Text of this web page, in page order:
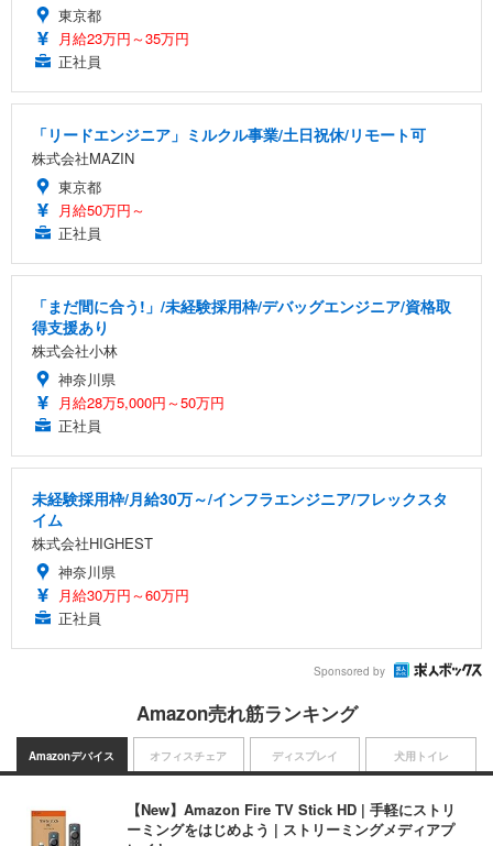
東京都
月給23万円～35万円
正社員
「リードエンジニア」ミルクル事業/土日祝休/リモート可
株式会社MAZIN
東京都
月給50万円～
正社員
「まだ間に合う!」/未経験採用枠/デバッグエンジニア/資格取
得支援あり
株式会社小林
神奈川県
月給28万5,000円～50万円
正社員
未経験採用枠/月給30万～/インフラエンジニア/フレックスタ
イム
株式会社HIGHEST
神奈川県
月給30万円～60万円
正社員
Sponsored by
Amazon売れ筋ランキング
Amazonデバイス
【New】Amazon Fire TV Stick HD | 手軽にストリ
ーミングをはじめよう | ストリーミングメディアプ
オフィスチェア ディスプレイ 犬用トイレ